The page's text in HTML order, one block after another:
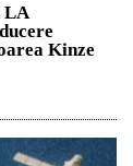
LA
Kinze